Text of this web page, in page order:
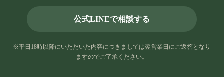
公式LINEで相談する
※平日18時以降にいただいた内容につきましては翌営業日にご返答となり
ますのでご了承ください。